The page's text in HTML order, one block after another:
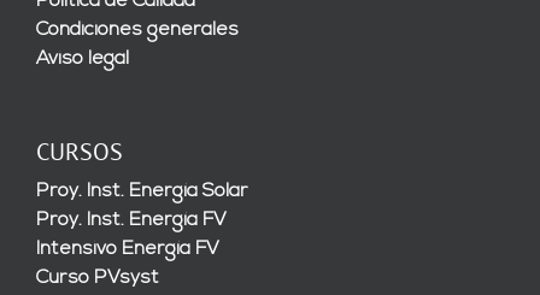
Condiciones generales
Aviso legal
CURSOS
Proy. Inst. Energía Solar
Proy. Inst. Energía FV
Intensivo Energía FV
Curso PVsyst